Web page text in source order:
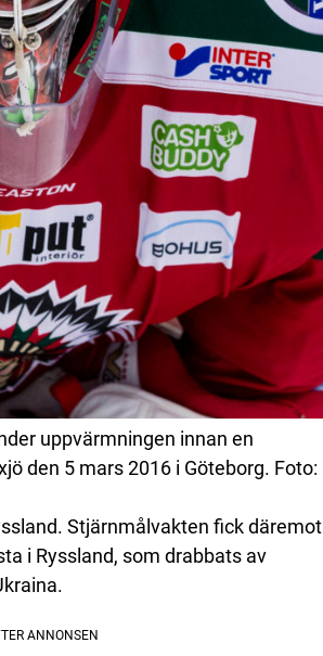
uppvärmningen innan en
den 5 mars 2016 i Göteborg. Foto:
Stjärnmålvakten fick däremot
i Ryssland, som drabbats av